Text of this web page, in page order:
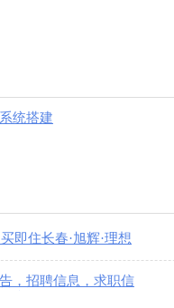
统搭建
即住长春·旭辉·理想
，招聘信息，求职信